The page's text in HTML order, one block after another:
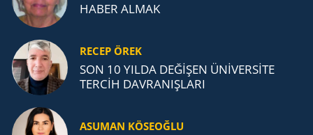
HABER ALMAK
RECEP ÖREK
SON 10 YILDA DEĞİŞEN ÜNİVERSİTE
TERCİH DAVRANIŞLARI
ASUMAN KÖSEOĞLU